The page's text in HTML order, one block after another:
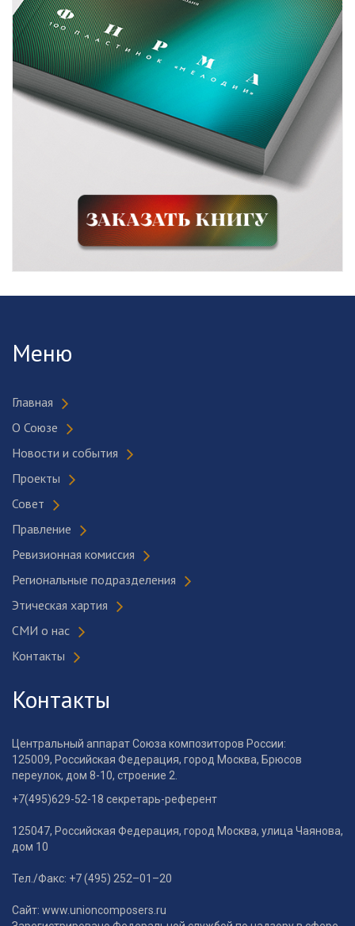
Меню
Главная
О Союзе
Новости и события
Проекты
Совет
Правление
Ревизионная комиссия
Региональные подразделения
Этическая хартия
СМИ о нас
Контакты
Контакты
Центральный аппарат Союза композиторов России:
125009, Российская Федерация, город Москва, Брюсов
переулок, дом 8-10, строение 2.
+7(495)629-52-18 секретарь-референт
125047, Российская Федерация, город Москва, улица Чаянова,
дом 10
Тел./Факс: +7 (495) 252–01–20
Сайт: www.unioncomposers.ru